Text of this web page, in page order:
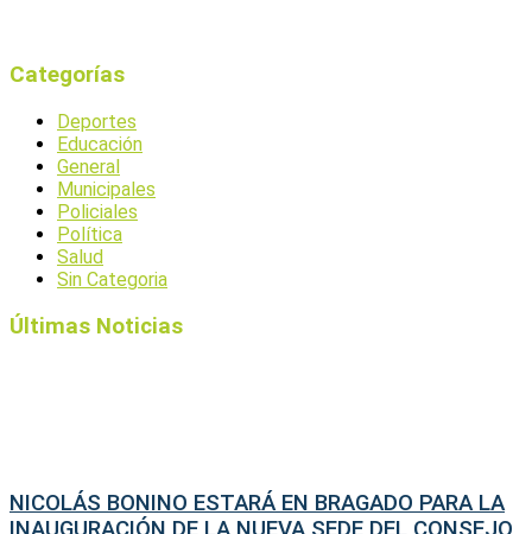
Categorías
Deportes
Educación
General
Municipales
Policiales
Política
Salud
Sin Categoria
Últimas Noticias
NICOLÁS BONINO ESTARÁ EN BRAGADO PARA LA